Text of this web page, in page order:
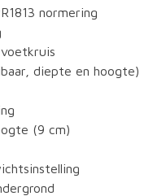
normering
diepte en hoogte)
(9 cm)